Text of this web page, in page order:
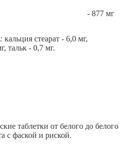
- 877 мг
кальция стеарат - 6,0 мг,
тальк - 0,7 мг.
таблетки от белого до белого
с фаской и риской.